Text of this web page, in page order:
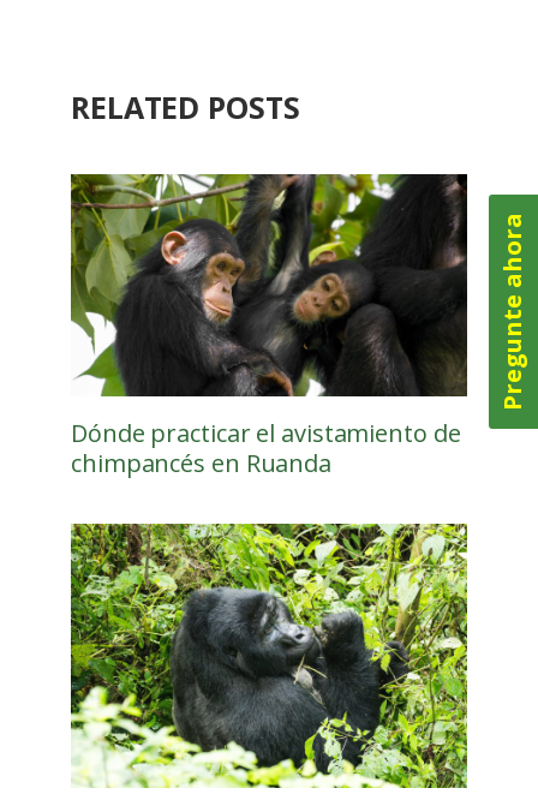
RELATED POSTS
Dónde practicar el avistamiento de
chimpancés en Ruanda
Pregunte ahora